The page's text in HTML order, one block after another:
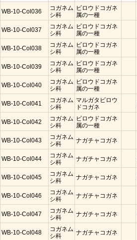
WB-10-Col036
コガネム
シ科
ビロウドコガネ
属の一種
WB-10-Col037
コガネム
シ科
ビロウドコガネ
属の一種
WB-10-Col038
コガネム
シ科
ビロウドコガネ
属の一種
WB-10-Col039
コガネム
シ科
ビロウドコガネ
属の一種
WB-10-Col040
コガネム
シ科
ビロウドコガネ
属の一種
WB-10-Col041
コガネム
シ科
マルガタビロウ
ドコガネ
WB-10-Col042
コガネム
シ科
ビロウドコガネ
属の一種
WB-10-Col043
コガネム
シ科
ナガチャコガネ
WB-10-Col044
コガネム
シ科
ナガチャコガネ
WB-10-Col045
コガネム
シ科
ナガチャコガネ
WB-10-Col046
コガネム
シ科
ナガチャコガネ
WB-10-Col047
コガネム
シ科
ナガチャコガネ
WB-10-Col048
コガネム
シ科
ナガチャコガネ